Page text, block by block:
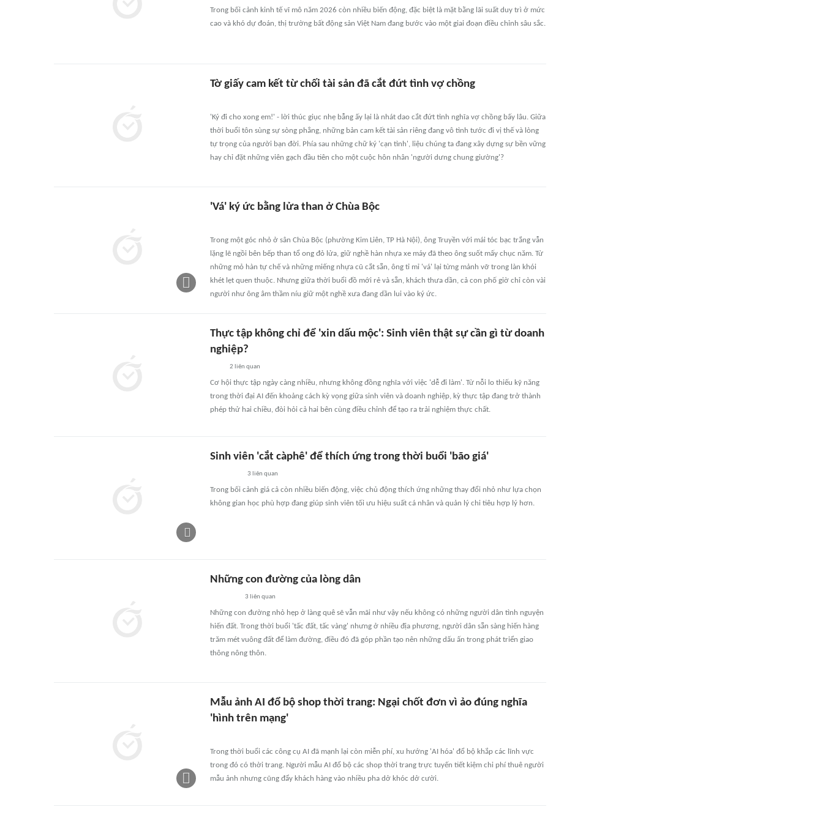
Trong bối cảnh kinh tế vĩ mô năm 2026 còn nhiều biến động, đặc biệt là mặt bằng lãi suất duy trì ở mức
cao và khó dự đoán, thị trường bất động sản Việt Nam đang bước vào một giai đoạn điều chỉnh sâu sắc.
Tờ giấy cam kết từ chối tài sản đã cắt đứt tình vợ chồng
'Ký đi cho xong em!' - lời thúc giục nhẹ bẫng ấy lại là nhát dao cắt đứt tình nghĩa vợ chồng bấy lâu. Giữa
thời buổi tôn sùng sự sòng phẳng, những bản cam kết tài sản riêng đang vô tình tước đi vị thế và lòng
tự trọng của người bạn đời. Phía sau những chữ ký 'cạn tình', liệu chúng ta đang xây dựng sự bền vững
hay chỉ đặt những viên gạch đầu tiên cho một cuộc hôn nhân 'người dưng chung giường'?
'Vá' ký ức bằng lửa than ở Chùa Bộc
Trong một góc nhỏ ở sân Chùa Bộc (phường Kim Liên, TP Hà Nội), ông Truyền với mái tóc bạc trắng vẫn
lặng lẽ ngồi bên bếp than tổ ong đỏ lửa, giữ nghề hàn nhựa xe máy đã theo ông suốt mấy chục năm. Từ
những mỏ hàn tự chế và những miếng nhựa cũ cắt sẵn, ông tỉ mỉ 'vá' lại từng mảnh vỡ trong làn khói
khét lẹt quen thuộc. Nhưng giữa thời buổi đồ mới rẻ và sẵn, khách thưa dần, cả con phố giờ chỉ còn vài
người như ông âm thầm níu giữ một nghề xưa đang dần lui vào ký ức.
Thực tập không chỉ để 'xin dấu mộc': Sinh viên thật sự cần gì từ doanh
nghiệp?
2 liên quan
Cơ hội thực tập ngày càng nhiều, nhưng không đồng nghĩa với việc 'dễ đi làm'. Từ nỗi lo thiếu kỹ năng
trong thời đại AI đến khoảng cách kỳ vọng giữa sinh viên và doanh nghiệp, kỳ thực tập đang trở thành
phép thử hai chiều, đòi hỏi cả hai bên cùng điều chỉnh để tạo ra trải nghiệm thực chất.
Sinh viên 'cắt càphê' để thích ứng trong thời buổi 'bão giá'
3 liên quan
Trong bối cảnh giá cả còn nhiều biến động, việc chủ động thích ứng những thay đổi nhỏ như lựa chọn
không gian học phù hợp đang giúp sinh viên tối ưu hiệu suất cá nhân và quản lý chi tiêu hợp lý hơn.
Những con đường của lòng dân
3 liên quan
Những con đường nhỏ hẹp ở làng quê sẽ vẫn mãi như vậy nếu không có những người dân tình nguyện
hiến đất. Trong thời buổi 'tấc đất, tấc vàng' nhưng ở nhiều địa phương, người dân sẵn sàng hiến hàng
trăm mét vuông đất để làm đường, điều đó đã góp phần tạo nên những dấu ấn trong phát triển giao
thông nông thôn.
Mẫu ảnh AI đổ bộ shop thời trang: Ngại chốt đơn vì ảo đúng nghĩa
'hình trên mạng'
Trong thời buổi các công cụ AI đã mạnh lại còn miễn phí, xu hướng 'AI hóa' đổ bộ khắp các lĩnh vực
trong đó có thời trang. Người mẫu AI đổ bộ các shop thời trang trực tuyến tiết kiệm chi phí thuê người
mẫu ảnh nhưng cũng đẩy khách hàng vào nhiều pha dở khóc dở cười.